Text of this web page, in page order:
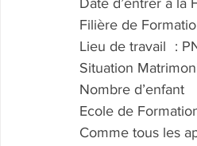
Lieu de
Comme tous les